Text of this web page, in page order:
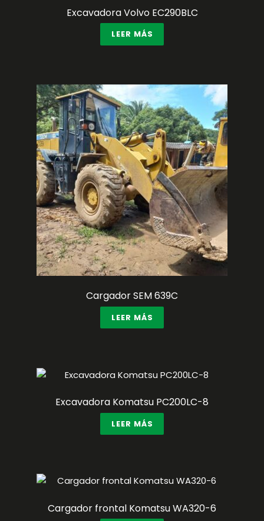
Excavadora Volvo EC290BLC
LEER MÁS
Cargador SEM 639C
LEER MÁS
Excavadora Komatsu PC200LC-8
LEER MÁS
Cargador frontal Komatsu WA320-6